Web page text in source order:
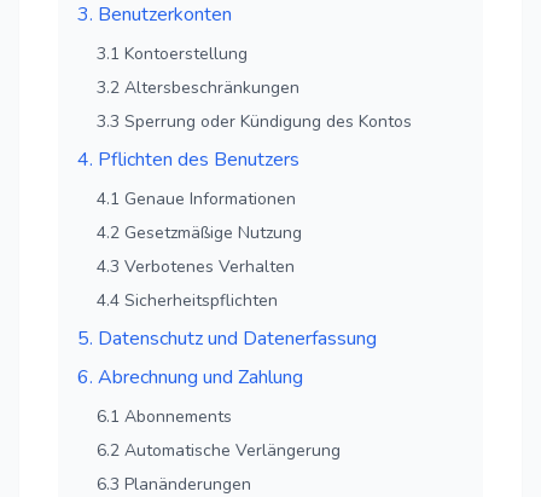
3. Benutzerkonten
3.1 Kontoerstellung
3.2 Altersbeschränkungen
3.3 Sperrung oder Kündigung des Kontos
4. Pflichten des Benutzers
4.1 Genaue Informationen
4.2 Gesetzmäßige Nutzung
4.3 Verbotenes Verhalten
4.4 Sicherheitspflichten
5. Datenschutz und Datenerfassung
6. Abrechnung und Zahlung
6.1 Abonnements
6.2 Automatische Verlängerung
6.3 Planänderungen